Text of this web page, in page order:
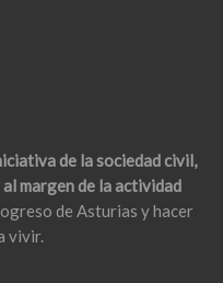
de la sociedad civil,
margen de la actividad
de Asturias y hacer
vivir.